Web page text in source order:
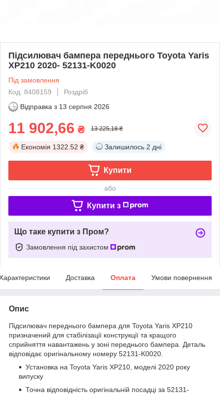
Підсилювач бампера переднього Toyota Yaris
XP210 2020- 52131-K0020
Під замовлення
Код: 8408159
Роздріб
Відправка з 13 серпня 2026
11 902,66 ₴ 13 225,18 ₴
Економія 1322.52 ₴ Залишилось 2 дні
Купити
або
Купити з
Що таке купити з Пром?
Замовлення під захистом
Доставка Оплата Умови повернення
Опис
Підсилювач переднього бампера для Toyota Yaris XP210
призначений для стабілізації конструкції та кращого
сприйняття навантажень у зоні переднього бампера. Деталь
відповідає оригінальному номеру 52131-K0020.
Установка на Toyota Yaris XP210, моделі 2020 року
випуску
Точна відповідність оригінальній посадці за 52131-